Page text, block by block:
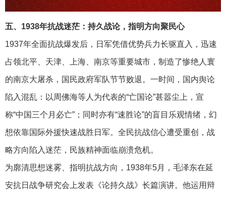
五、1938年抗战迷茫：持久战论，指明方向聚民心
1937年全面抗战爆发后，日军凭借优势兵力长驱直入，迅速
占领北平、天津、上海、南京等重要城市，制造了惨绝人寰
的南京大屠杀，国民政府军队节节败退。一时间，国内舆论
陷入混乱：以周佛海等人为代表的“亡国论”甚嚣尘上，宣
称“中国三个月必亡”；同时亦有“速胜论”的盲目乐观情绪，幻
想依靠国际外援快速战胜日军。全民抗战信心遭受重创，战
略方向陷入迷茫，民族精神面临崩溃危机。
为廓清思想迷雾、指明抗战方向，1938年5月，毛泽东在延
安抗日战争研究会上发表《论持久战》长篇演讲。他运用辩